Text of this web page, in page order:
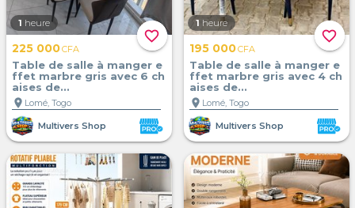
favorite_border
1 heure
225 000CFA
Table de salle à manger e
ffet marbre gris avec 6 ch
aises de...
location_on Lomé, Togo
Multivers Shop
favorite_border
1 heure
195 000CFA
Table de salle à manger e
ffet marbre gris avec 4 ch
aises de...
location_on Lomé, Togo
Multivers Shop